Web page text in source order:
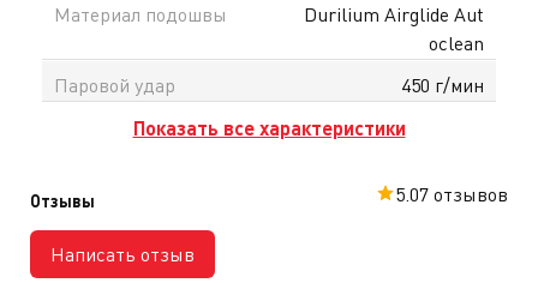
Материал подошвы
Durilium Airglide Aut
oclean
Паровой удар
450 г/мин
Показать все характеристики
Отзывы
Написать отзыв
5.07 отзывов